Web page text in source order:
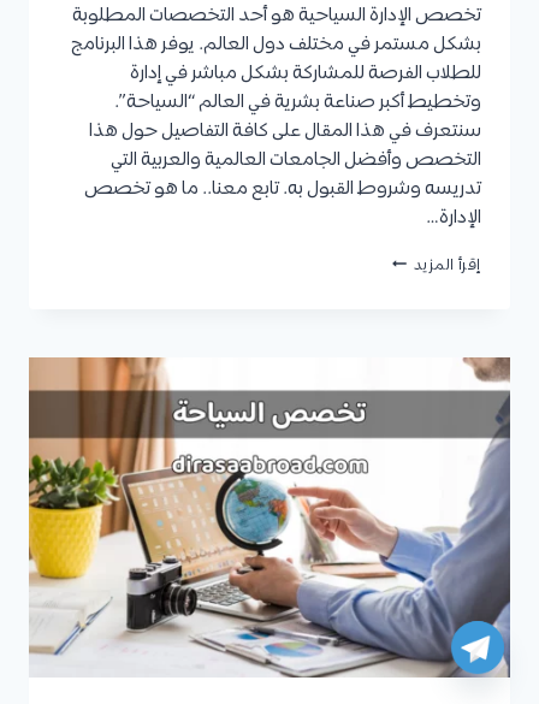
تخصص الإدارة السياحية هو أحد التخصصات المطلوبة
بشكل مستمر في مختلف دول العالم. يوفر هذا البرنامج
للطلاب الفرصة للمشاركة بشكل مباشر في إدارة
وتخطيط أكبر صناعة بشرية في العالم “السياحة”.
سنتعرف في هذا المقال على كافة التفاصيل حول هذا
التخصص وأفضل الجامعات العالمية والعربية التي
تدريسه وشروط القبول به. تابع معنا.. ما هو تخصص
الإدارة…
إقرأ المزيد تخصص
شروط
أفضل
الجامعات،
الوظائف،
ومتوسط
الرواتب